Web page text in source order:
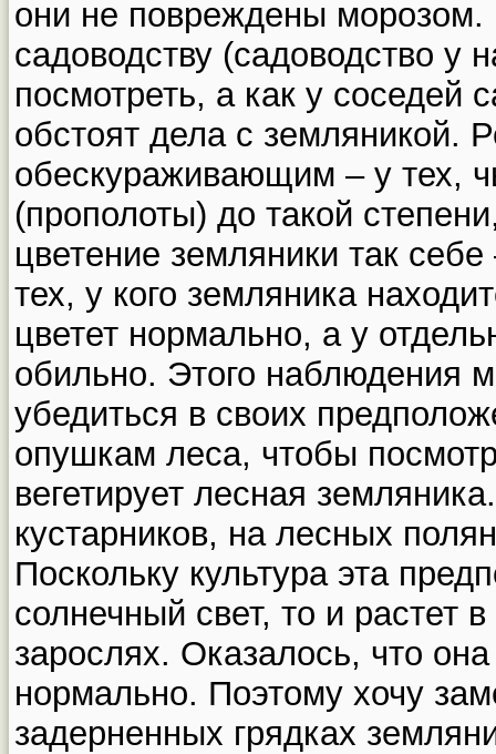
они не повреждены
садоводству (садоводство у
посмотреть, а как у соседей
обстоят дела с земляникой.
обескураживающим – у тех,
(прополоты) до такой
цветение земляники так
тех, у кого земляника
цветет нормально, а у
обильно. Этого наблюдения
убедиться в своих
опушкам леса, чтобы
вегетирует лесная
кустарников, на лесных
Поскольку культура эта
солнечный свет, то и растет
зарослях. Оказалось, что
нормально. Поэтому хочу
задерненных грядках